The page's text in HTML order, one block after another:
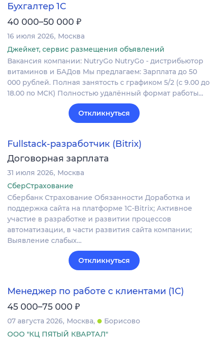
Бухгалтер 1С
40 000–50 000 ₽
16 июля 2026 Москва
Джейкет, сервис размещения объявлений
Вакансия компании: NutryGo NutryGo - дистрибьютор
витаминов и БАДов Мы предлагаем: Зарплата до 50
000 рублей. Полная занятость с графиком 5/2 (с 9.00 до
18.00 по МСК) Полностью удалённый формат работы…
Откликнуться
Fullstack-разработчик (Bitrix)
Договорная зарплата
31 июля 2026 Москва
СберСтрахование
Сбербанк Страхование Обязанности Доработка и
поддержка сайта на платформе 1C-Bitrix; Активное
участие в разработке и развитии процессов
автоматизации, в части развития сайта компании;
Выявление слабых…
Откликнуться
Менеджер по работе с клиентами (1С)
45 000–75 000 ₽
07 августа 2026 Москва
Борисово
ООО "КЦ ПЯТЫЙ КВАРТАЛ"